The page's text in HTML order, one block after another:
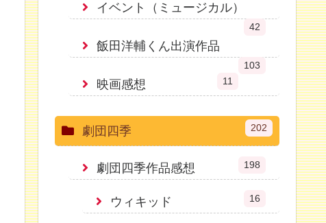
イベント（ミュージカル）
42
飯田洋輔くん出演作品
103
映画感想 11
劇団四季 202
劇団四季作品感想 198
ウィキッド 16